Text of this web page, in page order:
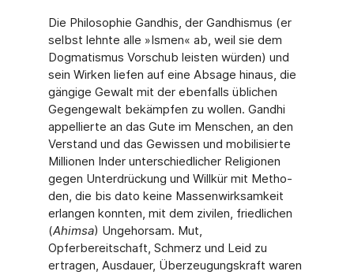
Die Philosophie Gandhis, der Gandhismus (er
selbst lehnte alle »Ismen« ab, weil sie dem
Dogmatismus Vorschub leisten würden) und
sein Wirken liefen auf eine Absage hinaus, die
gängige Gewalt mit der ebenfalls üblichen
Gegengewalt bekämpfen zu wollen. Gandhi
appellierte an das Gute im Menschen, an den
Verstand und das Gewissen und mobilisierte
Millionen Inder unterschiedlicher Religionen
gegen Unterdrückung und Willkür mit Metho­
den, die bis dato keine Massenwirksamkeit
erlangen konnten, mit dem zivilen, friedlichen
(Ahimsa) Ungehorsam. Mut,
Opferbereitschaft, Schmerz und Leid zu
ertragen, Ausdauer, Überzeugungskraft waren